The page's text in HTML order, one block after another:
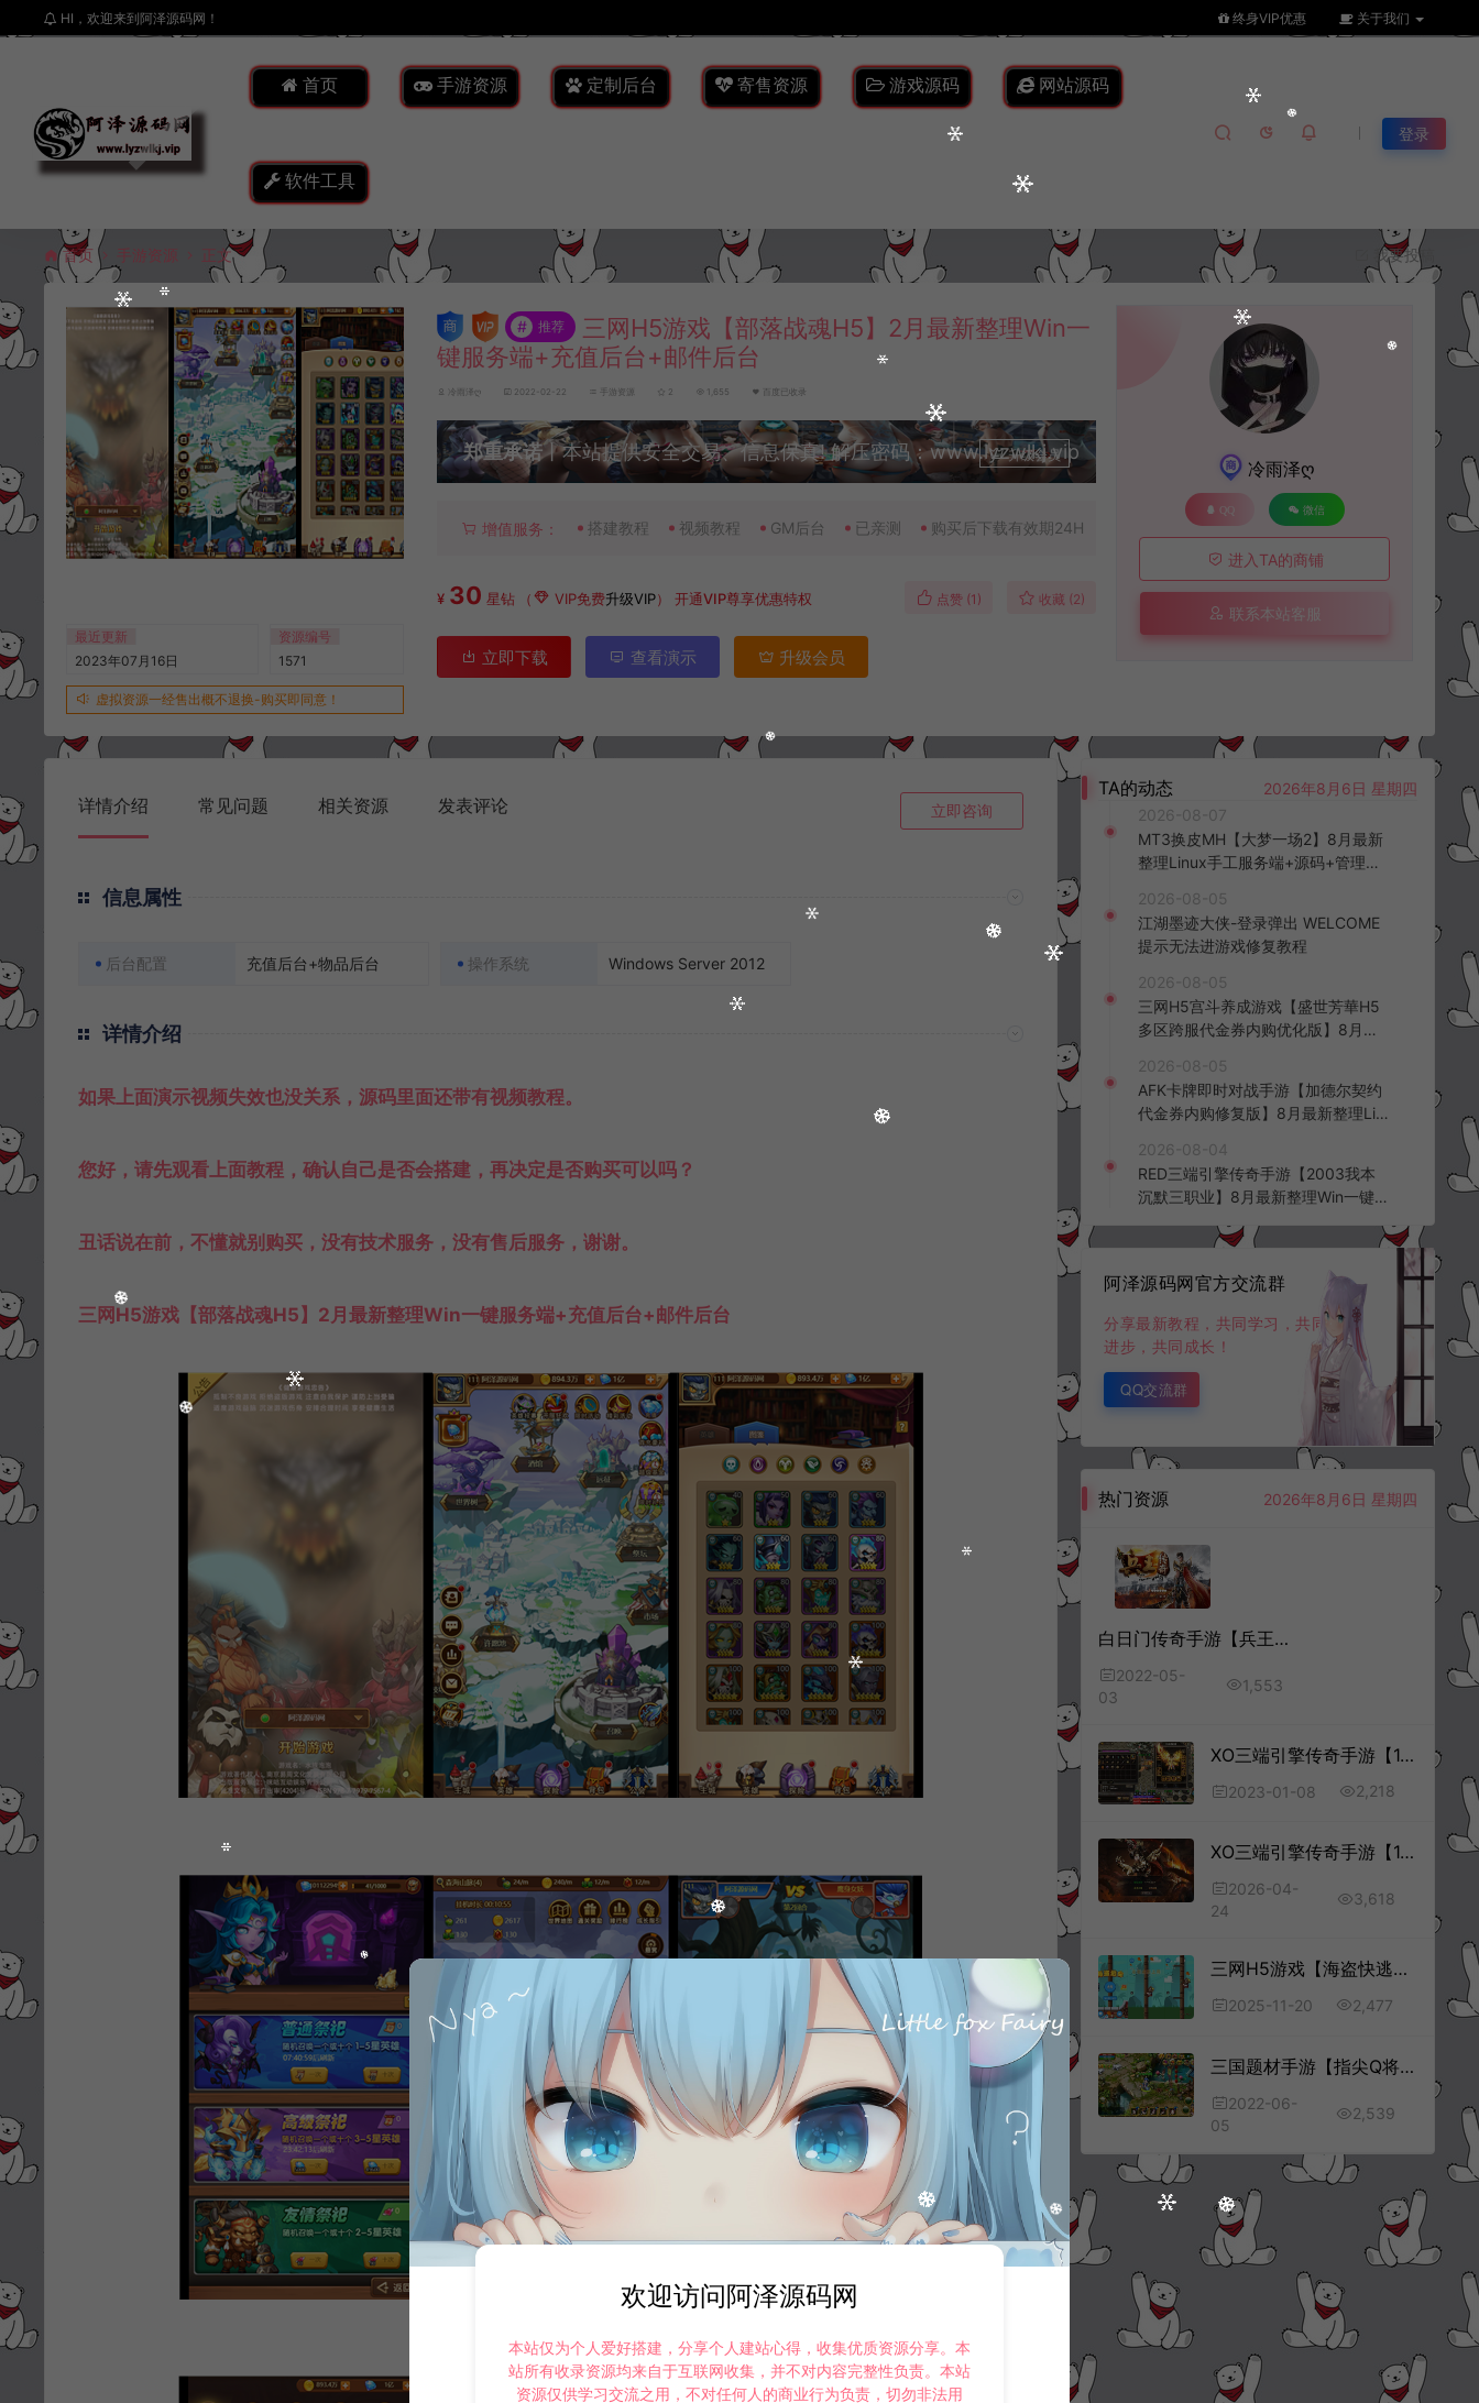
HI，欢迎来到阿泽源码网！ 终身VIP优惠 关于我们
首页 手游资源 定制后台 寄售资源 游戏源码 网站源码
软件工具
登录
首页 手游资源 正文 我要投稿
最近更新
2023年07月16日
资源编号
1571
虚拟资源一经售出概不退换-购买即同意！
# 推荐
三网H5游戏【部落战魂H5】2月最新整理Win一
键服务端+充值后台+邮件后台
冷雨泽ღ 2022-02-22 手游资源 2 1,655 百度已收录
郑重承诺丨本站提供安全交易、信息保真! 解压密码：www.lyzwlkj.vip
升级会员
增值服务： 搭建教程 视频教程 GM后台 已亲测 购买后下载有效期24H
¥ 30 星钻 （ VIP免费升级VIP）开通VIP尊享优惠特权 点赞 (1 ) 收藏 (2)
立即下载 查看演示 升级会员
冷雨泽ღ
QQ 微信
进入TA的商铺
联系本站客服
详情介绍 常见问题 相关资源 发表评论 立即咨询
信息属性
后台配置 充值后台+物品后台 操作系统 Windows Server 2012
详情介绍
如果上面演示视频失效也没关系，源码里面还带有视频教程。
您好，请先观看上面教程，确认自己是否会搭建，再决定是否购买可以吗？
丑话说在前，不懂就别购买，没有技术服务，没有售后服务，谢谢。
三网H5游戏【部落战魂H5】2月最新整理Win一键服务端+充值后台+邮件后台
TA的动态
2026年8月6日 星期四
2026-08-07
MT3换皮MH【大梦一场2】8月最新
整理Linux手工服务端+源码+管理后
频教程
2026-08-05
江湖墨迹大侠-登录弹出 WELCOME
提示无法进游戏修复教程
2026-08-05
三网H5宫斗养成游戏【盛世芳華H5
多区跨服代金券内购优化版】8月最
台+全资源安卓+详细搭建教程+视频
教程
2026-08-05
AFK卡牌即时对战手游【加德尔契约
代金券内购修复版】8月最新整理Lin
K授权后台+安卓苹果双端+详细搭建
教程+视频教程
2026-08-04
RED三端引擎传奇手游【2003我本
沉默三职业】8月最新整理Win一键
阿泽源码网官方交流群
分享最新教程，共同学习，共同
进步，共同成长！
QQ交流群
热门资源 2026年8月6日 星期四
白日门传奇手游【兵王传奇】5月最新整理Win半手工服务端+GM后台+安卓苹果双端+详细搭建教程
2022-05-
03
1,553
XO三端引擎传奇手游【1.80怒战星王合击】1月最新整理Win一键服务端+微端资源+PC安卓苹果+详细搭建教程
2023-01-08 2,218
XO三端引擎传奇手游【1.76巨龙金币合击版】4月最新整理Win一键服务端+PC安卓苹果+详细搭建教程+视频教程
2026-04-
24
3,618
三网H5游戏【海盗快逃H5】11月最新整理Linux手工服务端+Win一键服务端+解压即玩+简易安卓客户端+详细搭建教程
2025-11-20 2,477
三国题材手游【指尖Q将】6月最新整理Win一键服务端+GM运营后台+安卓+详细搭建教程
2022-06-
05
2,539
欢迎访问阿泽源码网
本站仅为个人爱好搭建，分享个人建站心得，收集优质资源分享。本
站所有收录资源均来自于互联网收集，并不对内容完整性负责。本站
资源仅供学习交流之用，不对任何人的商业行为负责，切勿非法用